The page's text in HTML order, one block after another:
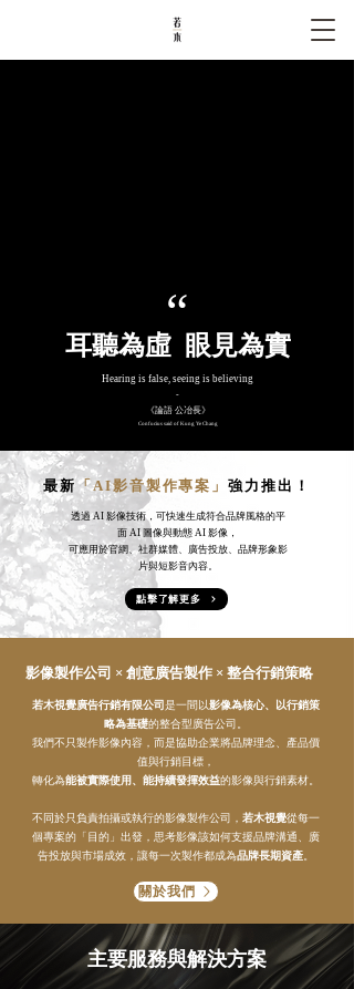
​“
​耳聽為虛 眼見為實
Hearing is false, seeing is believing
-
《論語 公冶長》
Confucius said of Kung Ye Chang
最新「AI影音製作專案」強力推出！
透過 AI 影像技術，可快速生成符合品牌風格的平
面 AI 圖像與動態 AI 影像，
可應用於官網、社群媒體、廣告投放、品牌形象影
片與短影音內容。
點擊了解更多
影像製作公司 × 創意廣告製作 × 整合行銷策略
若木視覺廣告行銷有限公司是一間以影像為核心、以行銷策
略為基礎的整合型廣告公司。
我們不只製作影像內容，而是協助企業將品牌理念、產品價
值與行銷目標，
轉化為能被實際使用、能持續發揮效益的影像與行銷素材。
不同於只負責拍攝或執行的影像製作公司， 若木視覺從每一
個專案的「目的」出發，思考影像該如何支援品牌溝通、廣
告投放與市場成效，讓每一次製作都成為品牌長期資產
關於我們
主要服務與解決方案